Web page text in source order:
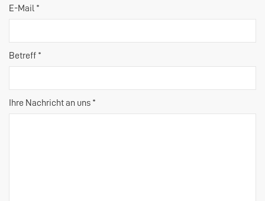
E-Mail *
Betreff *
Ihre Nachricht an uns *